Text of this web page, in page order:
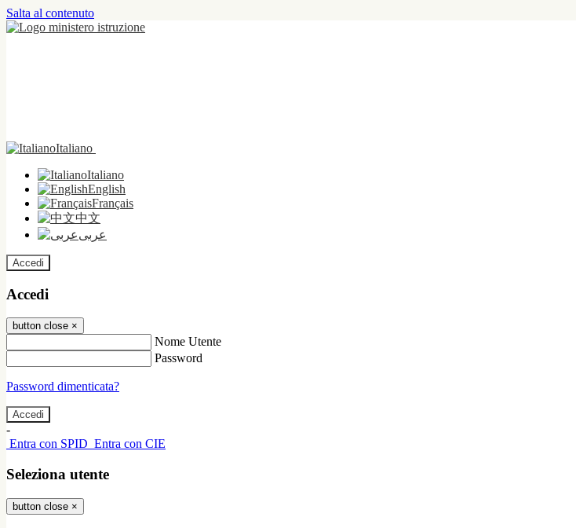
Salta al contenuto
Italiano
Italiano
English
Français
中文
عربى
Accedi
Accedi
button close ×
Nome Utente
Password
Password dimenticata?
-
Entra con SPID Entra con CIE
Seleziona utente
button close ×